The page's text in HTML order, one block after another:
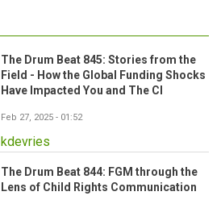
The Drum Beat 845: Stories from the
Field - How the Global Funding Shocks
Have Impacted You and The CI
Feb 27, 2025 - 01:52
kdevries
The Drum Beat 844: FGM through the
Lens of Child Rights Communication